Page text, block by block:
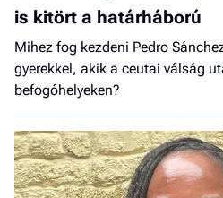
is kitört a határháború
Mihez fog kezdeni Pedro
gyerekkel, akik a ceutai válság
befogóhelyeken?